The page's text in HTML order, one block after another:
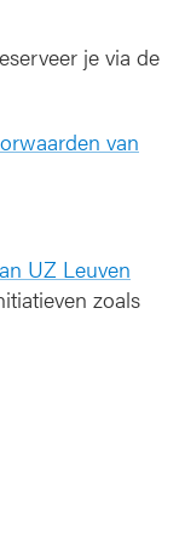
je via de
van
UZ Leuven
zoals